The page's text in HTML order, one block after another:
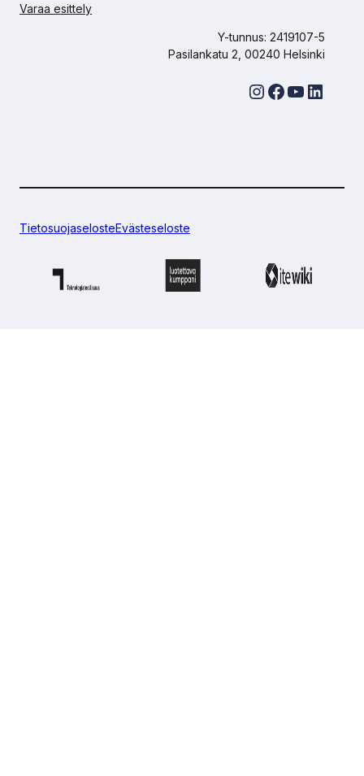
Varaa esittely
Y-tunnus: 2419107-5
Pasilankatu 2, 00240 Helsinki
InstagramFacebook YouTube LinkedIn
TietosuojaselosteEvästeseloste